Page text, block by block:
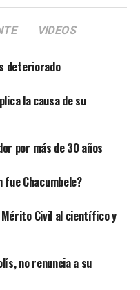
VIDEOS
deteriorado
la causa de su
por más de 30 años
fue Chacumbele?
Mérito Civil al científico y
no renuncia a su